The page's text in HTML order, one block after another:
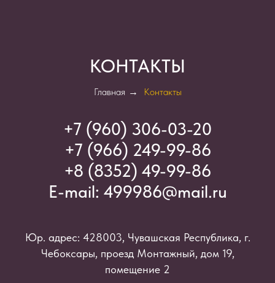
КОНТАКТЫ
Главная → Контакты
+7 (960) 306-03-20
+7 (966) 249-99-86
+8 (8352) 49-99-86
E-mail: 499986@mail.ru
Юр. адрес: 428003, Чувашская Республика, г.
Чебоксары, проезд Монтажный, дом 19,
помещение 2